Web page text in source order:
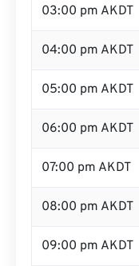
03:00 pm AKDT
04:00 pm AKDT
05:00 pm AKDT
06:00 pm AKDT
07:00 pm AKDT
08:00 pm AKDT
09:00 pm AKDT